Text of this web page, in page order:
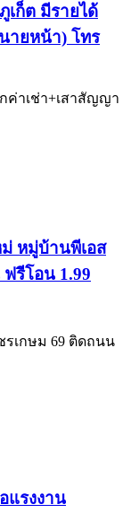
เก็ต มีรายได้
ายหน้า) โทร
ค่าเช่า+เสาสัญญา
หมู่บ้านพีเอส
รีโอน 1.99
รเกษม 69 ติดถนน
แรงงาน